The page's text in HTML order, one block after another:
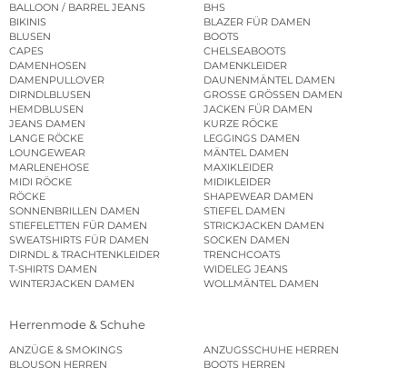
BALLOON / BARREL JEANS
BHS
BIKINIS
BLAZER FÜR DAMEN
BLUSEN
BOOTS
CAPES
CHELSEABOOTS
DAMENHOSEN
DAMENKLEIDER
DAMENPULLOVER
DAUNENMÄNTEL DAMEN
DIRNDLBLUSEN
GROSSE GRÖSSEN DAMEN
HEMDBLUSEN
JACKEN FÜR DAMEN
JEANS DAMEN
KURZE RÖCKE
LANGE RÖCKE
LEGGINGS DAMEN
LOUNGEWEAR
MÄNTEL DAMEN
MARLENEHOSE
MAXIKLEIDER
MIDI RÖCKE
MIDIKLEIDER
RÖCKE
SHAPEWEAR DAMEN
SONNENBRILLEN DAMEN
STIEFEL DAMEN
STIEFELETTEN FÜR DAMEN
STRICKJACKEN DAMEN
SWEATSHIRTS FÜR DAMEN
SOCKEN DAMEN
DIRNDL & TRACHTENKLEIDER
TRENCHCOATS
T-SHIRTS DAMEN
WIDELEG JEANS
WINTERJACKEN DAMEN
WOLLMÄNTEL DAMEN
Herrenmode & Schuhe
ANZÜGE & SMOKINGS
ANZUGSSCHUHE HERREN
BLOUSON HERREN
BOOTS HERREN